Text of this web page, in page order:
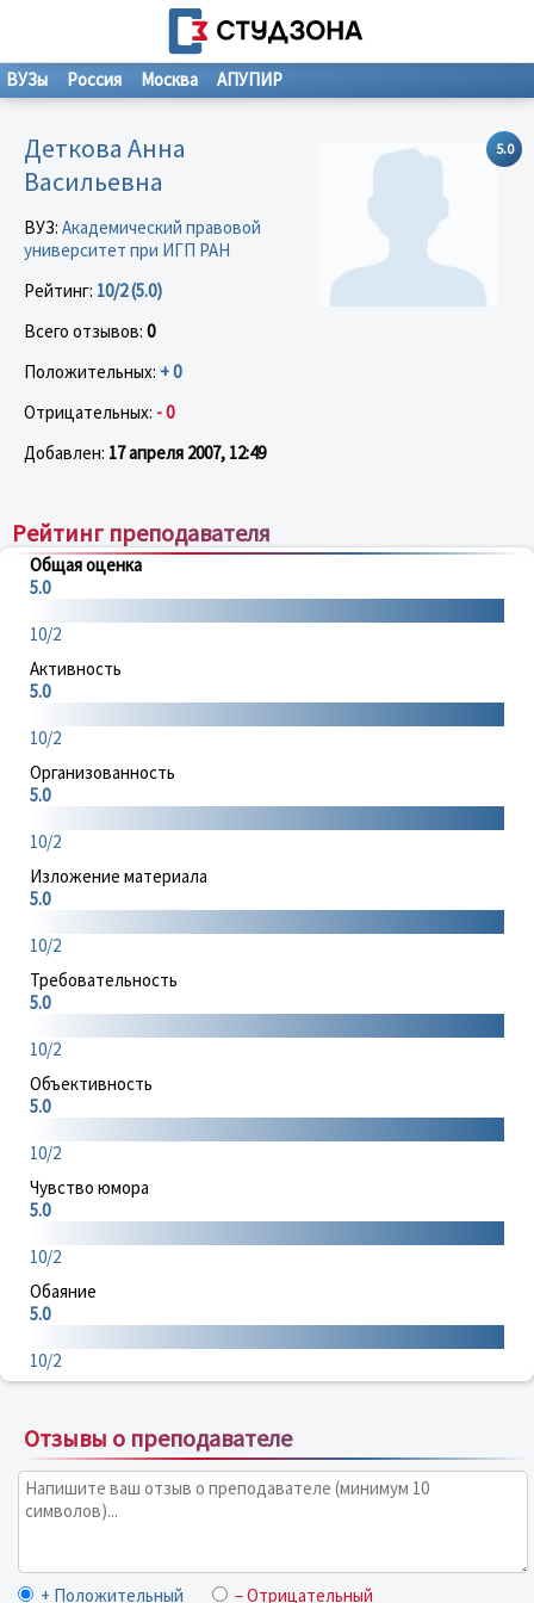
ВУЗы Россия Москва АПУПИР
5.0
Деткова Анна
Васильевна
ВУЗ: Академический правовой
университет при ИГП РАН
Рейтинг: 10/2 (5.0)
Всего отзывов: 0
Положительных: + 0
Отрицательных: - 0
Добавлен: 17 апреля 2007, 12:49
Рейтинг преподавателя
Общая оценка
5.0
10/2
Активность
5.0
10/2
Организованность
5.0
10/2
Изложение материала
5.0
10/2
Требовательность
5.0
10/2
Объективность
5.0
10/2
Чувство юмора
5.0
10/2
Обаяние
5.0
10/2
Отзывы о преподавателе
+ Положительный – Отрицательный